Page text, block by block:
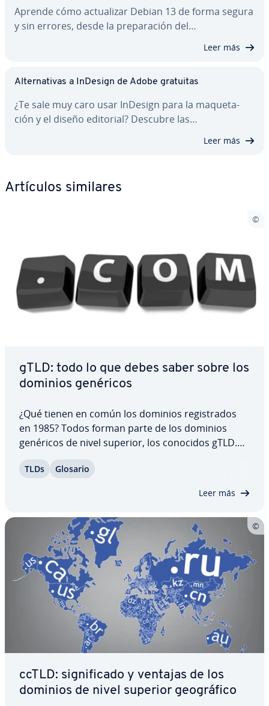
Aprende cómo ac­tua­li­zar Debian 13 de forma segura
y sin errores, desde la pre­pa­ra­ción del…
Leer más
Al­te­r­na­ti­vas a InDesign de Adobe gratuitas
¿Te sale muy caro usar InDesign para la ma­que­ta­
ción y el diseño editorial? Descubre las…
Leer más
Artículos similares
gTLD: todo lo que debes saber sobre los
dominios genéricos
¿Qué tienen en común los dominios re­gi­s­tra­dos
en 1985? Todos forman parte de los dominios
genéricos de nivel superior, los conocidos gTLD.
dominio para denotar una lo­ca­li­za­ción geo­grá­fi­ca,
TLDs Glosario
Leer más
ccTLD: si­g­ni­fi­ca­do y ventajas de los
dominios de nivel superior geo­grá­fi­co